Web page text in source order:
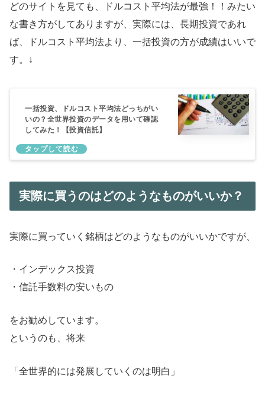
どのサイトを見ても、ドルコスト平均法が最強！！みたい
な書き方がしてありますが、実際には、長期投資であれ
ば、ドルコスト平均法より、一括投資の方が成績はいいで
す。↓
一括投資、ドルコスト平均法どっちがい
いの？全世界投資のデータを用いて確認
してみた！【投資信託】
実際に買うのはどのようなものがいいか？
実際に買っていく銘柄はどのようなものがいいかですが、
・インデックス投資
・信託手数料の安いもの
をお勧めしています。
というのも、将来
「全世界的には発展していくのは明白」